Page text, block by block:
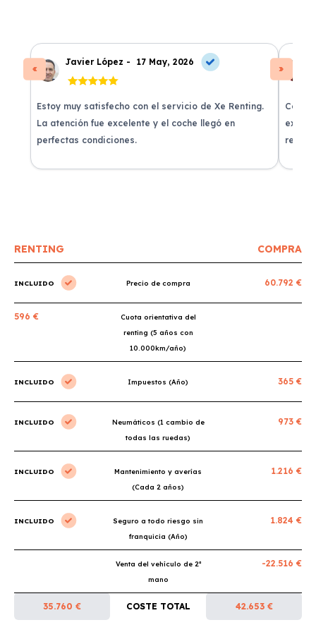
Javier López - 17 May, 2026
Estoy muy satisfecho con el servicio de Xe Renting.
La atención fue excelente y el coche llegó en
perfectas condiciones.
RENTING COMPRA
INCLUIDO Precio de compra 60.792 €
596 €
Cuota orientativa del
renting (5 años con
10.000km/año)
INCLUIDO Impuestos (Año) 365 €
INCLUIDO
Neumáticos (1 cambio de
todas las ruedas)
973 €
INCLUIDO
Mantenimiento y averías
(Cada 2 años)
1.216 €
INCLUIDO
Seguro a todo riesgo sin
franquicia (Año)
1.824 €
Venta del vehículo de 2ª
mano
-22.516 €
35.760 € COSTE TOTAL 42.653 €